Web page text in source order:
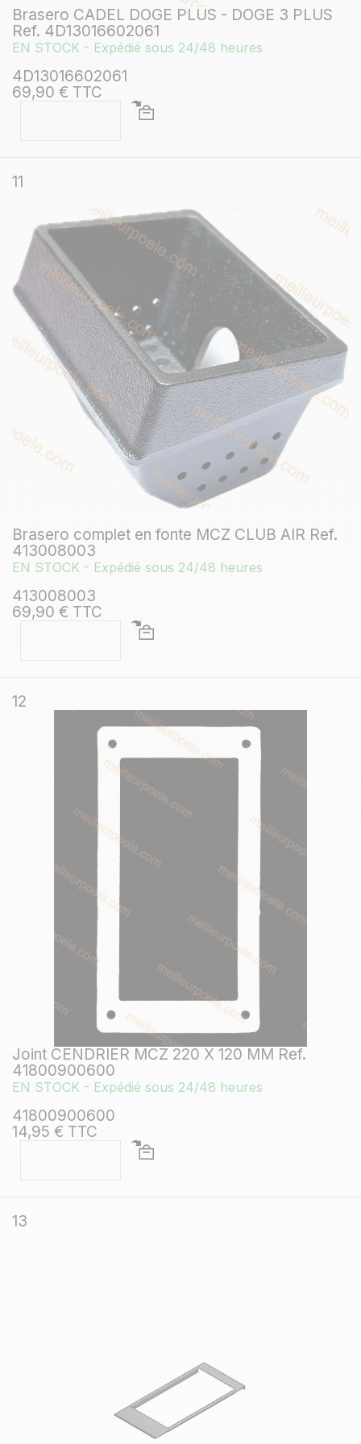
Brasero CADEL DOGE PLUS - DOGE 3 PLUS
Ref. 4D13016602061
EN STOCK - Expédié sous 24/48 heures
4D13016602061
69,90 € TTC
11
Brasero complet en fonte MCZ CLUB AIR Ref.
413008003
EN STOCK - Expédié sous 24/48 heures
413008003
69,90 € TTC
12
Joint CENDRIER MCZ 220 X 120 MM Ref.
41800900600
EN STOCK - Expédié sous 24/48 heures
41800900600
14,95 € TTC
13